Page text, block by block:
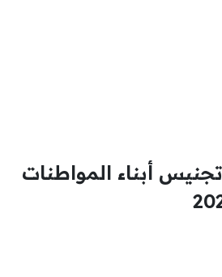
أبناء المواطنات